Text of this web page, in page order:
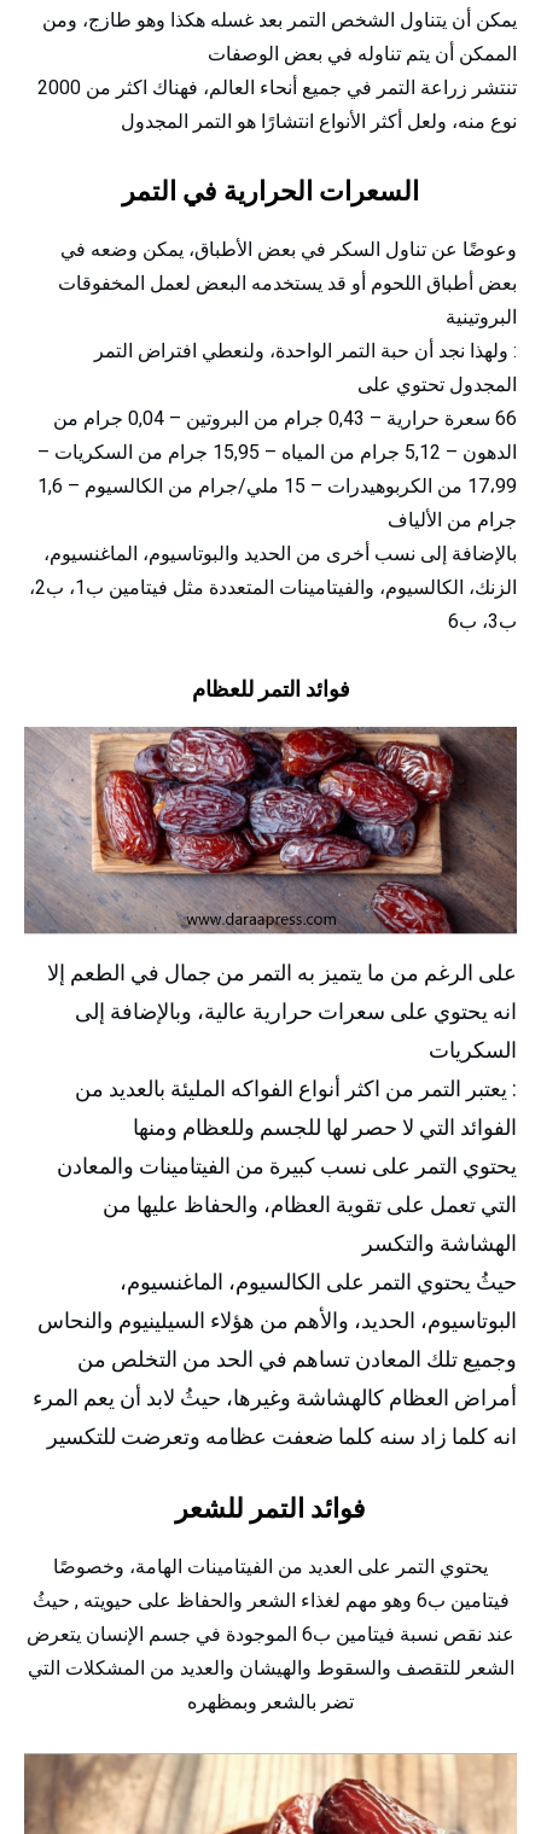
يمكن أن يتناول الشخص التمر بعد غسله هكذا وهو طازج، ومن
الممكن أن يتم تناوله في بعض الوصفات
تنتشر زراعة التمر في جميع أنحاء العالم، فهناك اكثر من 2000
نوع منه، ولعل أكثر الأنواع انتشارًا هو التمر المجدول
السعرات الحرارية في التمر
وعوضًا عن تناول السكر في بعض الأطباق، يمكن وضعه في
بعض أطباق اللحوم أو قد يستخدمه البعض لعمل المخفوقات
البروتينية
: ولهذا نجد أن حبة التمر الواحدة، ولنعطي افتراض التمر
المجدول تحتوي على
66 سعرة حرارية – 0,43 جرام من البروتين – 0,04 جرام من
الدهون – 5,12 جرام من المياه – 15,95 جرام من السكريات –
17،99 من الكربوهيدرات – 15 ملي/جرام من الكالسيوم – 1,6
جرام من الألياف
بالإضافة إلى نسب أخرى من الحديد والبوتاسيوم، الماغنسيوم،
الزنك، الكالسيوم، والفيتامينات المتعددة مثل فيتامين ب1، ب2،
ب3، ب6
فوائد التمر للعظام
على الرغم من ما يتميز به التمر من جمال في الطعم إلا
انه يحتوي على سعرات حرارية عالية، وبالإضافة إلى
السكريات
: يعتبر التمر من اكثر أنواع الفواكه المليئة بالعديد من
الفوائد التي لا حصر لها للجسم وللعظام ومنها
يحتوي التمر على نسب كبيرة من الفيتامينات والمعادن
التي تعمل على تقوية العظام، والحفاظ عليها من
الهشاشة والتكسر
حيثُ يحتوي التمر على الكالسيوم، الماغنسيوم،
البوتاسيوم، الحديد، والأهم من هؤلاء السيلينيوم والنحاس
وجميع تلك المعادن تساهم في الحد من التخلص من
أمراض العظام كالهشاشة وغيرها، حيثُ لابد أن يعم المرء
انه كلما زاد سنه كلما ضعفت عظامه وتعرضت للتكسير
فوائد التمر للشعر
يحتوي التمر على العديد من الفيتامينات الهامة، وخصوصًا
فيتامين ب6 وهو مهم لغذاء الشعر والحفاظ على حيويته , حيثُ
عند نقص نسبة فيتامين ب6 الموجودة في جسم الإنسان يتعرض
الشعر للتقصف والسقوط والهيشان والعديد من المشكلات التي
تضر بالشعر وبمظهره